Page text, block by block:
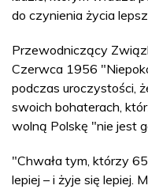
do czynienia życia
Przewodniczący
Czerwca 1956
podczas uroczystości,
swoich bohaterach,
wolną Polskę "nie jest
"Chwała tym, którzy
lepiej – i żyje się lepiej.